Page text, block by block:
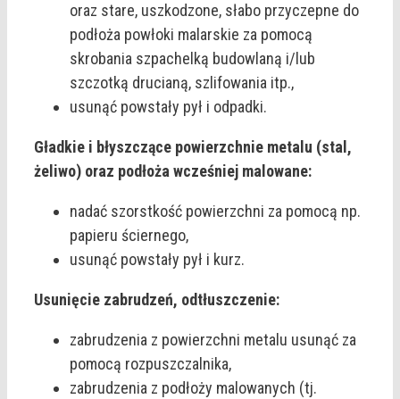
oraz stare, uszkodzone, słabo przyczepne do
podłoża powłoki malarskie za pomocą
skrobania szpachelką budowlaną i/lub
szczotką drucianą, szlifowania itp.,
usunąć powstały pył i odpadki.
Gładkie i błyszczące powierzchnie metalu (stal,
żeliwo) oraz podłoża wcześniej malowane:
nadać szorstkość powierzchni za pomocą np.
papieru ściernego,
usunąć powstały pył i kurz.
Usunięcie zabrudzeń, odtłuszczenie:
zabrudzenia z powierzchni metalu usunąć za
pomocą rozpuszczalnika,
zabrudzenia z podłoży malowanych (tj.